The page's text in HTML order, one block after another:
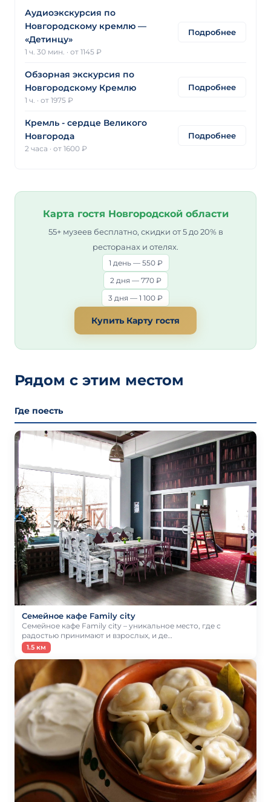
Аудиоэкскурсия по
Новгородскому кремлю —
«Детинцу»
1 ч. 30 мин. · от 1145 ₽
Подробнее
Обзорная экскурсия по
Новгородскому Кремлю
1 ч. · от 1975 ₽
Подробнее
Кремль - сердце Великого
Новгорода
2 часа · от 1600 ₽
Подробнее
Карта гостя Новгородской области
55+ музеев бесплатно, скидки от 5 до 20% в
ресторанах и отелях.
1 день — 550 ₽
2 дня — 770 ₽
3 дня — 1 100 ₽
Купить Карту гостя
Рядом с этим местом
Где поесть
Семейное кафе Family city
Семейное кафе Family city – уникальное место, где с
радостью принимают и взрослых, и де…
1.5 км